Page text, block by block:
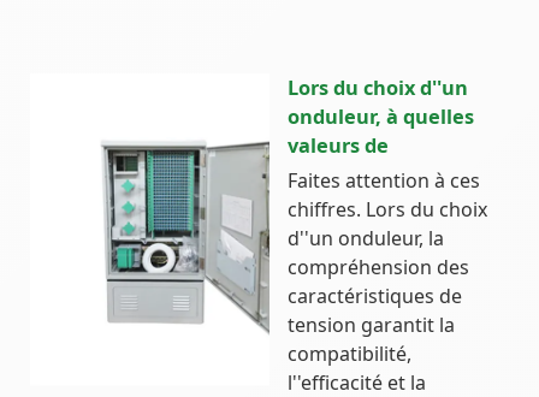
Lors du choix d''un
onduleur, à quelles
valeurs de
Faites attention à ces
chiffres. Lors du choix
d''un onduleur, la
compréhension des
caractéristiques de
tension garantit la
compatibilité,
l''efficacité et la